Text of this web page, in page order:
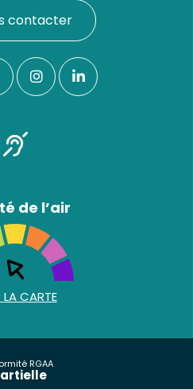
contacter
de l’air
LA CARTE
RGAA